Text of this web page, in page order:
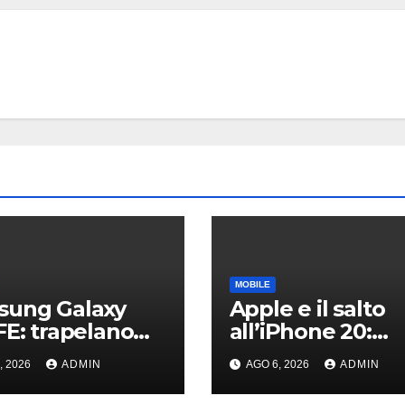
Galaxy
trapelano
ad alta
e
sul design
2026 ADMIN
MOBILE
Apple e il salto
all’iPhone 20:
svelati i primi
dettagli sui
dei futuri top di
AGO 6, 2026 ADMIN